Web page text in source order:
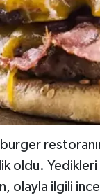
oldu.
olayla ilgili